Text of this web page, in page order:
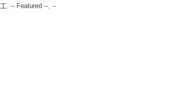
, -- Featured --, --